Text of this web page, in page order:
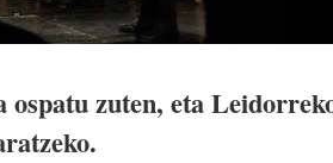
ospatu zuten, eta